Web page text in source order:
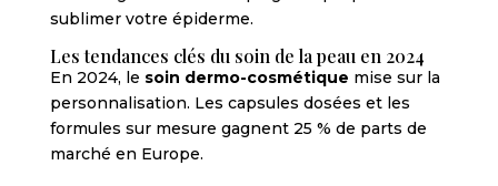
sublimer votre épiderme.
Les tendances clés du soin de la peau en 2024
En 2024, le soin dermo-cosmétique mise sur la
personnalisation. Les capsules dosées et les
formules sur mesure gagnent 25 % de parts de
marché en Europe.